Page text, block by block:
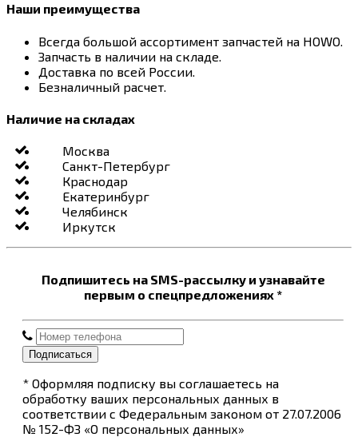
Наши преимущества
Всегда большой ассортимент запчастей на HOWO.
Запчасть в наличии на складе.
Доставка по всей России.
Безналичный расчет.
Наличие на складах
Москва
Санкт-Петербург
Краснодар
Екатеринбург
Челябинск
Иркутск
Подпишитесь на SMS-рассылку и узнавайте
первым о спецпредложениях *
Подписаться
* Оформляя подписку вы соглашаетесь на
обработку ваших персональных данных в
соответствии с Федеральным законом от 27.07.2006
№ 152-ФЗ «О персональных данных»